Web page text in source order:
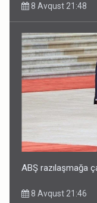
8 Avqust 21:48
ABŞ razılaşmağa
8 Avqust 21:46